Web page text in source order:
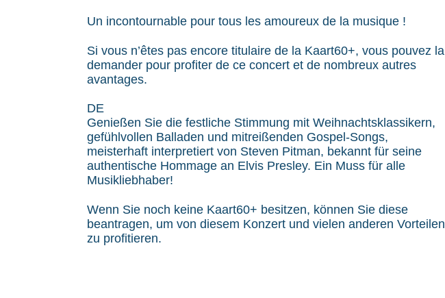
Un incontournable pour tous les amoureux de la musique !
Si vous n’êtes pas encore titulaire de la Kaart60+, vous pouvez la
demander pour profiter de ce concert et de nombreux autres
avantages.
DE
Genießen Sie die festliche Stimmung mit Weihnachtsklassikern,
gefühlvollen Balladen und mitreißenden Gospel-Songs,
meisterhaft interpretiert von Steven Pitman, bekannt für seine
authentische Hommage an Elvis Presley. Ein Muss für alle
Musikliebhaber!
Wenn Sie noch keine Kaart60+ besitzen, können Sie diese
beantragen, um von diesem Konzert und vielen anderen Vorteilen
zu profitieren.